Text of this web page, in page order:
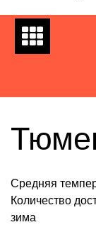
Средняя
Количество
зима